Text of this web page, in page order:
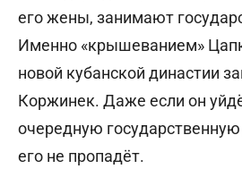
его жены, занимают
Именно «крышеванием»
новой кубанской династии
Коржинек. Даже если он
очередную
его не пропадёт.